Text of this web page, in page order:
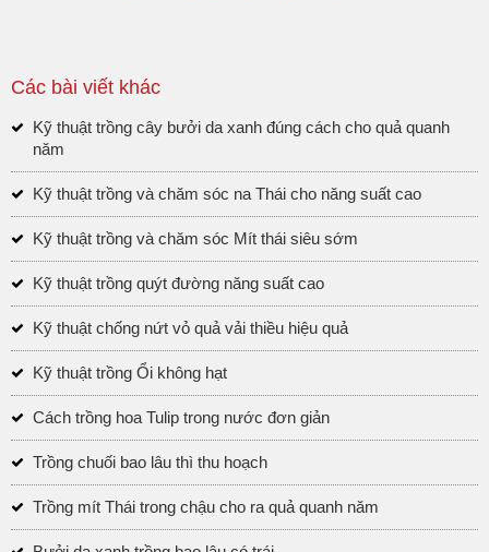
Các bài viết khác
Kỹ thuật trồng cây bưởi da xanh đúng cách cho quả quanh
năm
Kỹ thuật trồng và chăm sóc na Thái cho năng suất cao
Kỹ thuật trồng và chăm sóc Mít thái siêu sớm
Kỹ thuật trồng quýt đường năng suất cao
Kỹ thuật chống nứt vỏ quả vải thiều hiệu quả
Kỹ thuật trồng Ổi không hạt
Cách trồng hoa Tulip trong nước đơn giản
Trồng chuối bao lâu thì thu hoạch
Trồng mít Thái trong chậu cho ra quả quanh năm